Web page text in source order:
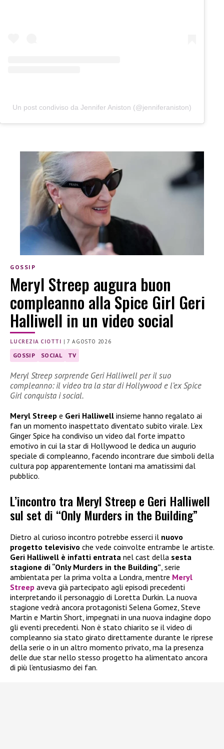
Un post condiviso da Jennifer Aniston (@jenniferaniston)
GOSSIP
Meryl Streep augura buon
compleanno alla Spice Girl Geri
Halliwell in un video social
LUCREZIA CIOTTI |7 AGOSTO 2026
GOSSIP SOCIAL TV
Meryl Streep sorprende Geri Halliwell per il suo
compleanno: il video tra la star di Hollywood e l’ex Spice
Girl conquista i social.
Meryl Streep e Geri Halliwell insieme hanno regalato ai
fan un momento inaspettato diventato subito virale. L’ex
Ginger Spice ha condiviso un video dal forte impatto
emotivo in cui la star di Hollywood le dedica un augurio
speciale di compleanno, facendo incontrare due simboli della
cultura pop apparentemente lontani ma amatissimi dal
pubblico.
L’incontro tra Meryl Streep e Geri Halliwell
sul set di “Only Murders in the Building”
Dietro al curioso incontro potrebbe esserci il nuovo
progetto televisivo che vede coinvolte entrambe le artiste.
Geri Halliwell è infatti entrata nel cast della sesta
stagione di “Only Murders in the Building”, serie
ambientata per la prima volta a Londra, mentre Meryl
Streep aveva già partecipato agli episodi precedenti
interpretando il personaggio di Loretta Durkin. La nuova
stagione vedrà ancora protagonisti Selena Gomez, Steve
Martin e Martin Short, impegnati in una nuova indagine dopo
gli eventi precedenti. Non è stato chiarito se il video di
compleanno sia stato girato direttamente durante le riprese
della serie o in un altro momento privato, ma la presenza
delle due star nello stesso progetto ha alimentato ancora
di più l’entusiasmo dei fan.